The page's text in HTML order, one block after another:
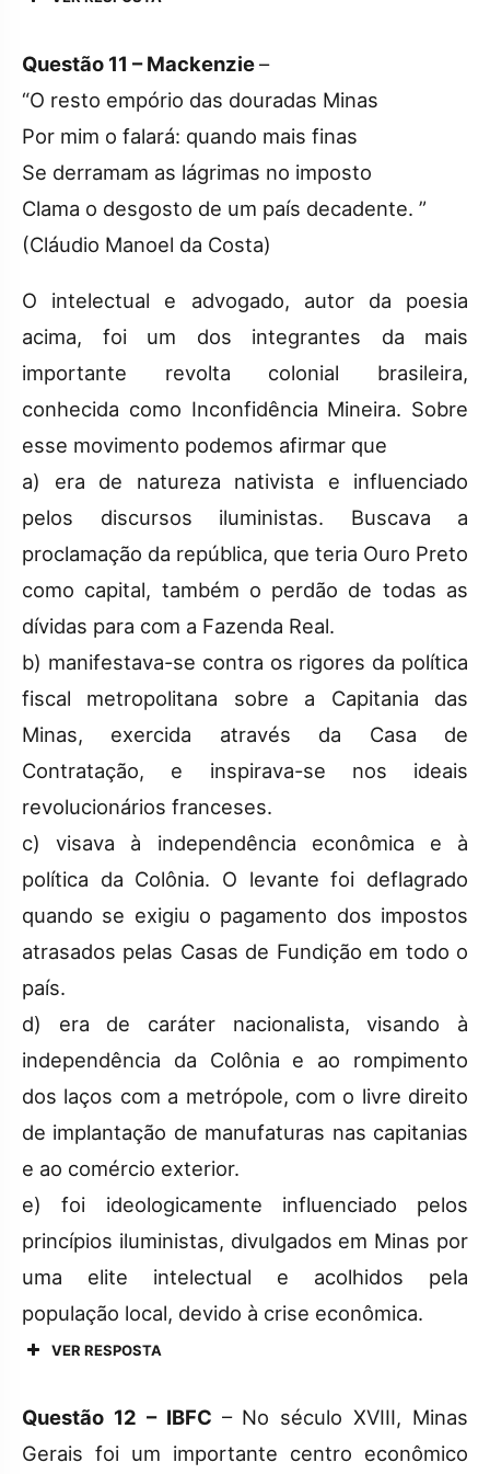
Questão 11 – Mackenzie–
“O resto empório das douradas Minas
Por mim o falará: quando mais finas
Se derramam as lágrimas no imposto
Clama o desgosto de um país decadente. ”
(Cláudio Manoel da Costa)
O intelectual e advogado, autor da poesia
acima, foi um dos integrantes da mais
importante revolta colonial brasileira,
conhecida como Inconfidência Mineira. Sobre
esse movimento podemos afirmar que
a) era de natureza nativista e influenciado
pelos discursos iluministas. Buscava a
proclamação da república, que teria Ouro Preto
como capital, também o perdão de todas as
dívidas para com a Fazenda Real.
b) manifestava-se contra os rigores da política
fiscal metropolitana sobre a Capitania das
Minas, exercida através da Casa de
Contratação, e inspirava-se nos ideais
revolucionários franceses.
c) visava à independência econômica e à
política da Colônia. O levante foi deflagrado
quando se exigiu o pagamento dos impostos
atrasados pelas Casas de Fundição em todo o
país.
d) era de caráter nacionalista, visando à
independência da Colônia e ao rompimento
dos laços com a metrópole, com o livre direito
de implantação de manufaturas nas capitanias
e ao comércio exterior.
e) foi ideologicamente influenciado pelos
princípios iluministas, divulgados em Minas por
uma elite intelectual e acolhidos pela
população local, devido à crise econômica.
VER RESPOSTA
Questão 12 – IBFC – No século XVIII, Minas
Gerais foi um importante centro econômico